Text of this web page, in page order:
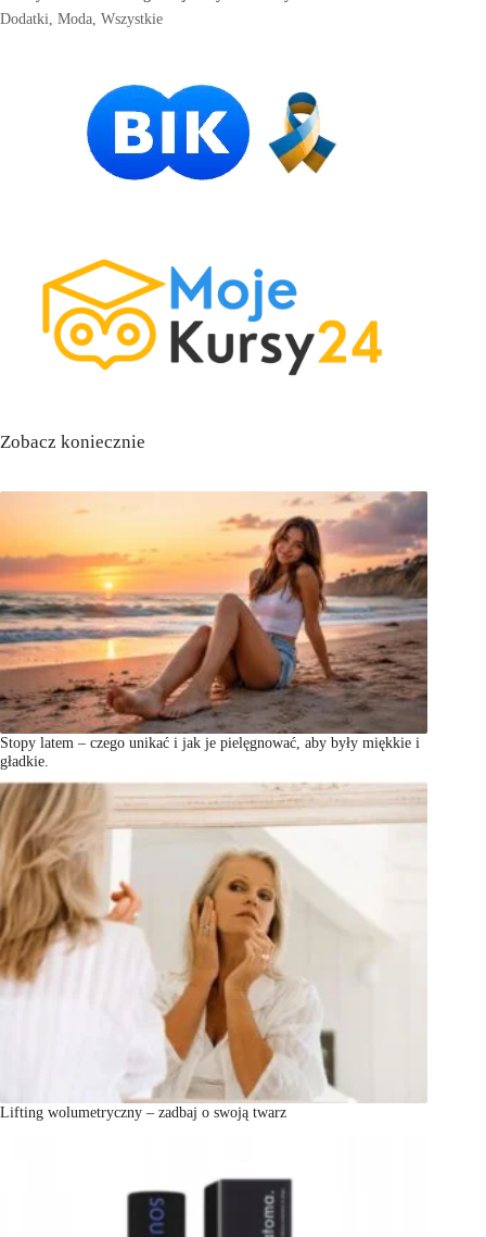
Dodatki Moda Wszystkie
Zobacz koniecznie
Stopy latem – czego unikać i jak je pielęgnować, aby były miękkie i
gładkie.
Lifting wolumetryczny – zadbaj o swoją twarz